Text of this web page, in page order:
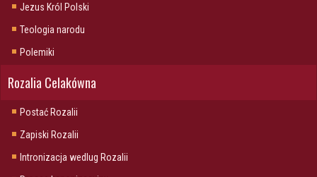
Jezus Król Polski
Teologia narodu
Polemiki
Rozalia Celakówna
Postać Rozalii
Zapiski Rozalii
Intronizacja wedlug Rozalii